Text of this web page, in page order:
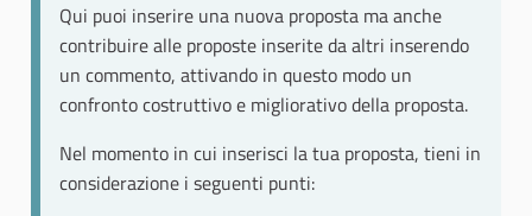
Qui puoi inserire una nuova proposta ma anche
contribuire alle proposte inserite da altri inserendo
un commento, attivando in questo modo un
confronto costruttivo e migliorativo della proposta.
Nel momento in cui inserisci la tua proposta, tieni in
considerazione i seguenti punti: